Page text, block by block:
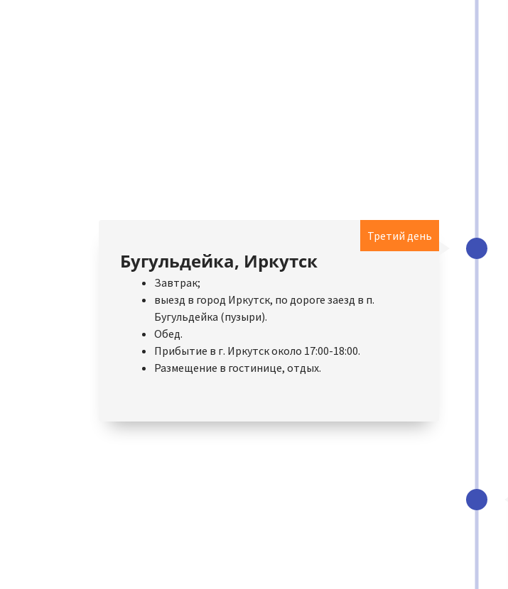
Бугульдейка, Иркутск
Третий день
Завтрак;
выезд в город Иркутск, по дороге заезд в п.
Бугульдейка (пузыри).
Обед.
Прибытие в г. Иркутск около 17:00-18:00.
Размещение в гостинице, отдых.